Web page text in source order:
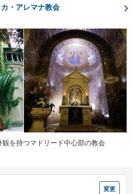
・アレマナ教会
を持つマドリード中心部の教会
変更